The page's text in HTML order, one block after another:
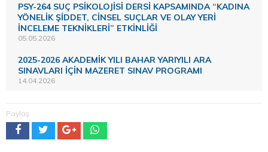
PSY-264 SUÇ PSİKOLOJİSİ DERSİ KAPSAMINDA “KADINA
YÖNELİK ŞİDDET, CİNSEL SUÇLAR VE OLAY YERİ
İNCELEME TEKNİKLERİ” ETKİNLİĞİ
05.05.2026
2025-2026 AKADEMİK YILI BAHAR YARIYILI ARA
SINAVLARI İÇİN MAZERET SINAV PROGRAMI
14.04.2026
Paylaş